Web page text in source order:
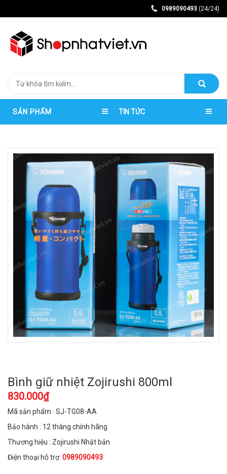
0989090493 (24/24)
SẢN PHẨM TIN TỨC
Bình giữ nhiệt Zojirushi 800ml
830.000₫
Mã sản phẩm : SJ-TG08-AA
Bảo hành : 12 tháng chính hãng
Thương hiệu : Zojirushi Nhật bản
Điện thoại hỗ trợ: 0989090493